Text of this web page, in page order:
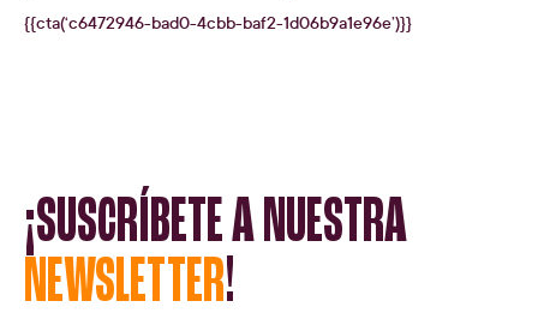
{{cta(‘c6472946-bad0-4cbb-baf2-1d06b9a1e96e’)}}
¡SUSCRÍBETE A NUESTRA
NEWSLETTER!